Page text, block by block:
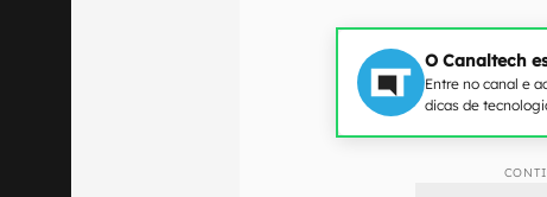
O Canaltech
Entre no canal e
dicas de